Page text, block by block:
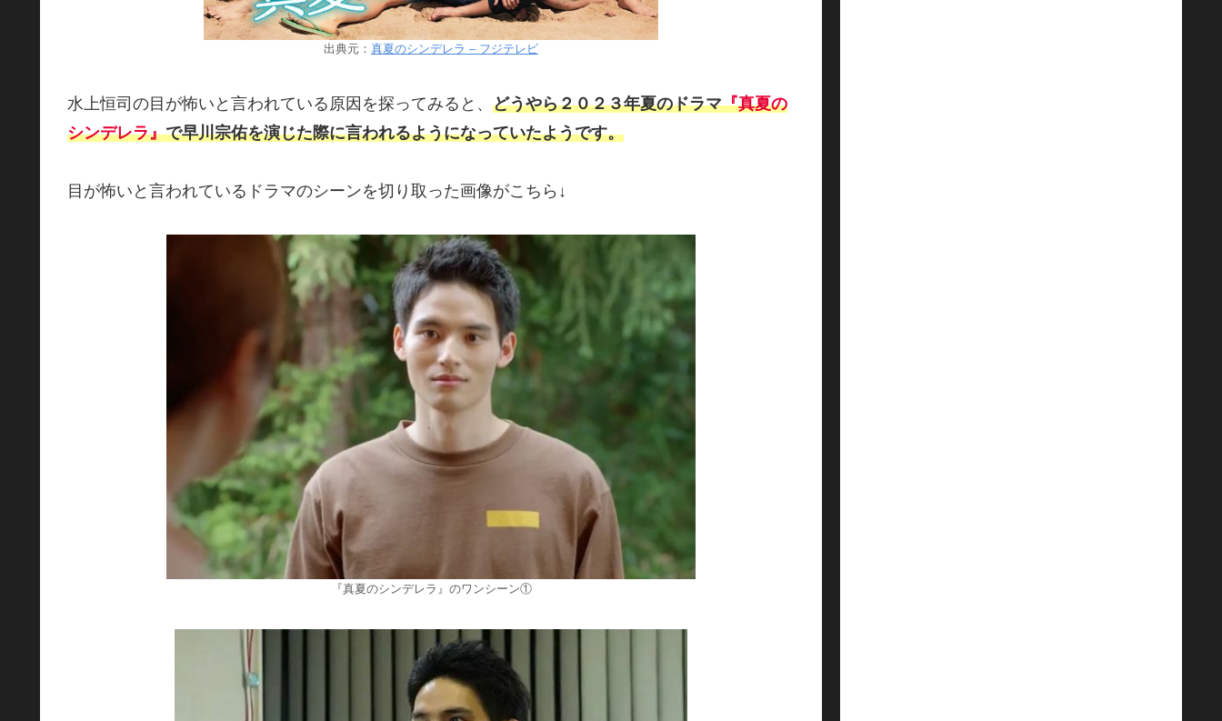
出典元： 真夏のシンデレラ – フジテレビ
水上恒司の目が怖いと言われている原因を探ってみると、 どうやら２０２３年夏のドラマ『真夏の
シンデレラ』で早川宗佑を演じた際に言われるようになっていたようです。
目が怖いと言われているドラマのシーンを切り取った画像がこちら↓
『真夏のシンデレラ』のワンシーン①